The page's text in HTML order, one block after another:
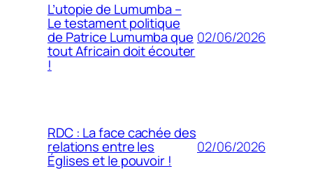
L’utopie de Lumumba –
Le testament politique
de Patrice Lumumba que
tout Africain doit écouter
!
02/06/2026
RDC : La face cachée des
relations entre les
Églises et le pouvoir !
02/06/2026